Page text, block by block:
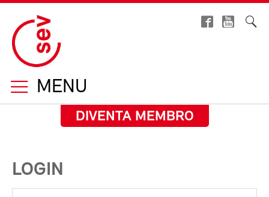
MENU
DIVENTA MEMBRO
LOGIN